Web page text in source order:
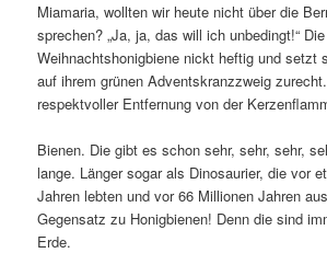
Miamaria, wollten wir heute nicht über die
sprechen? „Ja, ja, das will ich unbedingt!“ Die
Weihnachtshonigbiene nickt heftig und setzt
auf ihrem grünen Adventskranzzweig
respektvoller Entfernung von der
Bienen. Die gibt es schon sehr, sehr, sehr,
lange. Länger sogar als Dinosaurier, die vor
Jahren lebten und vor 66 Millionen Jahren
Gegensatz zu Honigbienen! Denn die sind
Erde.